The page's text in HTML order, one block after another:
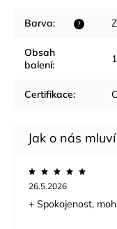
?
Barva:
Obsah
balení:
Certifikace:
26.5.2026
+ Spokojenost,